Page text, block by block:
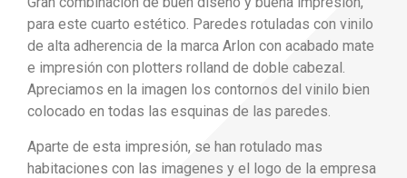
para este cuarto estético. Paredes rotuladas con vinilo
de alta adherencia de la marca Arlon con acabado mate
e impresión con plotters rolland de doble cabezal.
Apreciamos en la imagen los contornos del vinilo bien
colocado en todas las esquinas de las paredes.
Aparte de esta impresión, se han rotulado mas
habitaciones con las imagenes y el logo de la empresa